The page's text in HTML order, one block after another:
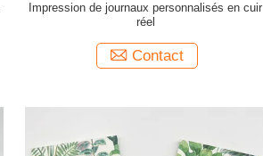
Impression de journaux personnalisés en cuir
réel
Contact